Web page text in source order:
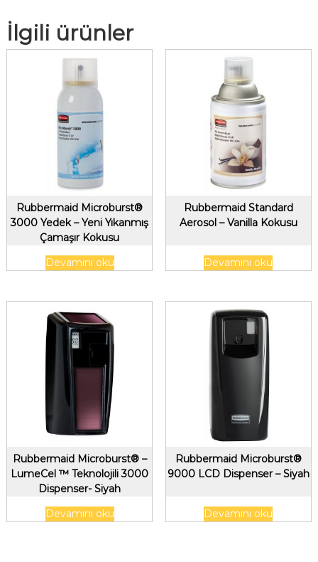
İlgili ürünler
Rubbermaid Microburst®
3000 Yedek – Yeni Yıkanmış
Çamaşır Kokusu
Devamını oku
Rubbermaid Standard
Aerosol – Vanilla Kokusu
Devamını oku
Rubbermaid Microburst® –
LumeCel ™ Teknolojili 3000
Dispenser- Siyah
Devamını oku
Rubbermaid Microburst®
9000 LCD Dispenser – Siyah
Devamını oku